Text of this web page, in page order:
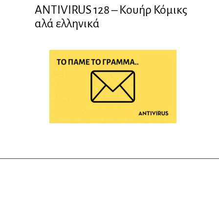
ANTIVIRUS 128 – Kουήρ Κόμικς
αλά ελληνικά